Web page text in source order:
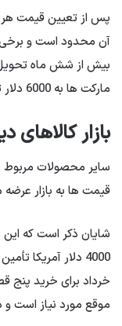
آن محدود است و برخی
بیش از شش ماه
مارکت ها به 6000 دلار تغییر کرده است.
بازار کالاهای
سایر محصولات مربوط
قیمت ها به بازار
شایان ذکر است که این
4000 دلار آمریکا
خرداد برای خرید پنج
موقع مورد نیاز است